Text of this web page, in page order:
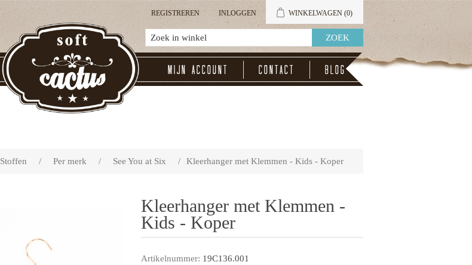
REGISTREREN INLOGGEN WINKELWAGEN (0)
Mijn account Contact Blog
Stoffen / Per merk / See You at Six / Kleerhanger met Klemmen - Kids - Koper
Kleerhanger met Klemmen -
Kids - Koper
Artikelnummer: 19C136.001